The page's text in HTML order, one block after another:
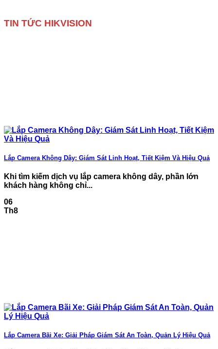
TIN TỨC HIKVISION
Lắp Camera Không Dây: Giám Sát Linh Hoạt, Tiết Kiệm Và Hiệu Quả
Khi tìm kiếm dịch vụ lắp camera không dây, phần lớn
khách hàng không chỉ...
06
Th8
Lắp Camera Bãi Xe: Giải Pháp Giám Sát An Toàn, Quản Lý Hiệu Quả